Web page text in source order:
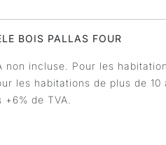
BOIS PALLAS FOUR
non incluse. Pour les
les habitations de plus de
+6% de TVA.